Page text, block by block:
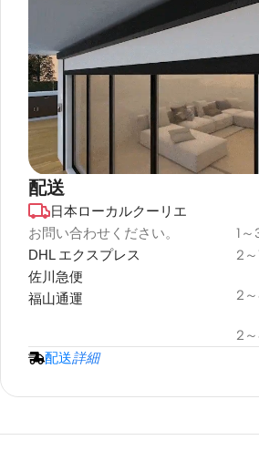
デュラプラス
耐候性
プロジェクタースク
配送
日本ローカルクーリエ
お問い合わせください。 1～
DHL エクスプレス
佐川急便
福山通運
2
2
2
配送詳細